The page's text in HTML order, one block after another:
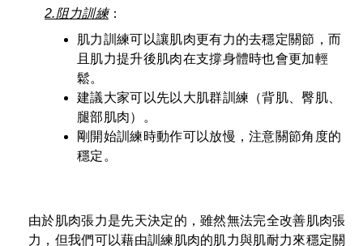
2.阻力訓練：
肌力訓練可以讓肌肉更有力的去穩定關節，而
且肌力提升後肌肉在支撐身體時也會更加輕
鬆。
建議大家可以先以大肌群訓練（背肌、臀肌、
腿部肌肉）。
剛開始訓練時動作可以放慢，注意關節角度的
穩定。
由於肌肉張力是先天決定的，雖然無法完全改善肌肉張
力，但我們可以藉由訓練肌肉的肌力與肌耐力來穩定關